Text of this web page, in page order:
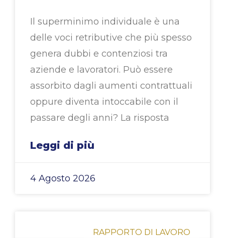
Il superminimo individuale è una
delle voci retributive che più spesso
genera dubbi e contenziosi tra
aziende e lavoratori. Può essere
assorbito dagli aumenti contrattuali
oppure diventa intoccabile con il
passare degli anni? La risposta
Leggi di più
4 Agosto 2026
RAPPORTO DI LAVORO